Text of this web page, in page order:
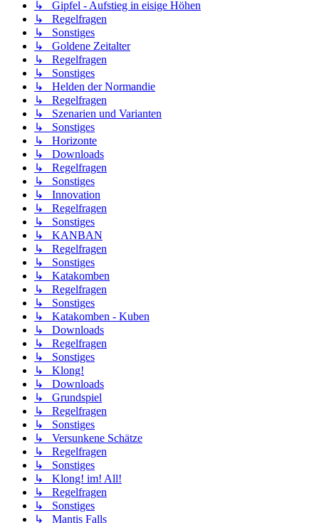
↳ Gipfel - Aufstieg in eisige Höhen
↳ Regelfragen
↳ Sonstiges
↳ Goldene Zeitalter
↳ Regelfragen
↳ Sonstiges
↳ Helden der Normandie
↳ Regelfragen
↳ Szenarien und Varianten
↳ Sonstiges
↳ Horizonte
↳ Downloads
↳ Regelfragen
↳ Sonstiges
↳ Innovation
↳ Regelfragen
↳ Sonstiges
↳ KANBAN
↳ Regelfragen
↳ Sonstiges
↳ Katakomben
↳ Regelfragen
↳ Sonstiges
↳ Katakomben - Kuben
↳ Downloads
↳ Regelfragen
↳ Sonstiges
↳ Klong!
↳ Downloads
↳ Grundspiel
↳ Regelfragen
↳ Sonstiges
↳ Versunkene Schätze
↳ Regelfragen
↳ Sonstiges
↳ Klong! im! All!
↳ Regelfragen
↳ Sonstiges
↳ Mantis Falls